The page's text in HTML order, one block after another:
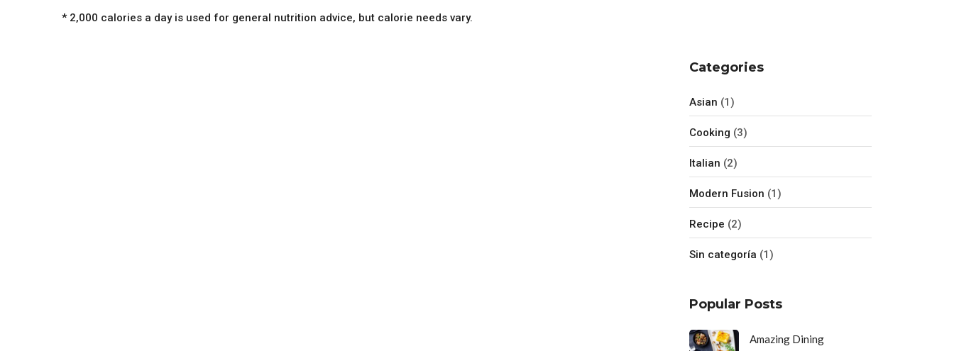
* 2,000 calories a day is used for general nutrition advice, but calorie needs vary.
Categories
Asian (1)
Cooking (3)
Italian (2)
Modern Fusion (1)
Recipe (2)
Sin categoría (1)
Popular Posts
Amazing Dining